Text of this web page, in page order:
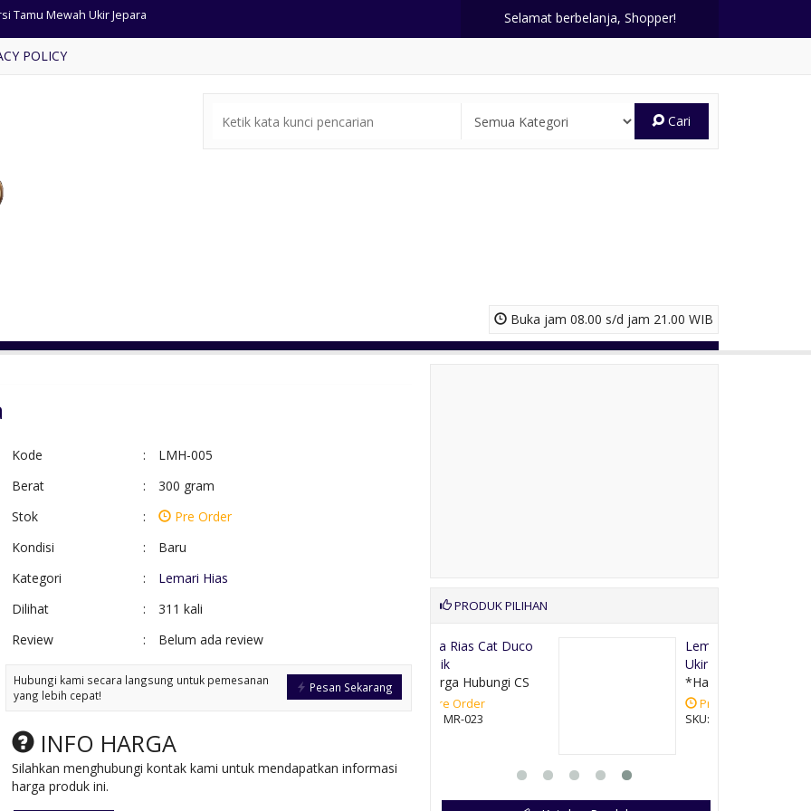
Hias Modern Warna Putih
Tv Jati Anyaman Rotan
Tamu Jati Minimalis
Tv Minimalis Jati Kombinasi Rotan
Selamat berbelanja, Shopper!
POLICY
Cari
Buka jam 08.00 s/d jam 21.00 WIB
Kode :
LMH-005
Berat
:
300 gram
Stok
:
Pre Order
Kondisi
:
Baru
Kategori
:
Lemari Hias
Dilihat
:
311 kali
Review
: Belum ada review
Pesan Sekarang
Hubungi kami secara langsung untuk pemesanan
yang lebih cepat!
INFO HARGA
Silahkan menghubungi kontak kami untuk mendapatkan informasi
harga produk ini.
PRODUK PILIHAN
Buffet Tv Retro Kayu
*Harga Hubungi CS
Pre Order
*Harga Hubungi CS
Pre Order